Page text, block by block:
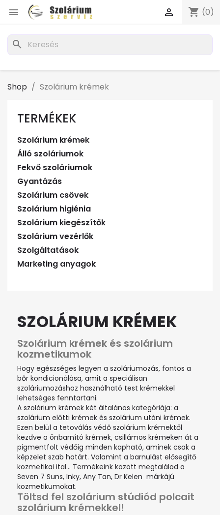
 shopping_cart (0)

search
Shop Szolárium krémek
TERMÉKEK
Szolárium krémek
Álló szoláriumok
Fekvő szoláriumok
Gyantázás
Szolárium csövek
Szolárium higiénia
Szolárium kiegészítők
Szolárium vezérlők
Szolgáltatások
Marketing anyagok
SZOLÁRIUM KRÉMEK
Szolárium krémek és szolárium
kozmetikumok
Hogy egészséges legyen a szoláriumozás, fontos a
bőr kondicionálása, amit a speciálisan
szoláriumozáshoz használható test krémekkel
lehetséges fenntartani.
A szolárium krémek két általános kategóriája: a
szolárium előtti krémek és szolárium utáni krémek.
Ezen belül a tetoválás védő szolárium krémektől
kezdve a önbarnító krémek, csillámos krémeken át a
pigmentfolt védőig minden kapható, aminek csak a
képzelet szab határt. Valamint a barnulást elősegítő
kozmetikai ital… Termékeink között megtalálod a
Seven 7 Suns, Inky, Any Tan, Dr Kelen márkájú
kozmetikumokat.
Töltsd fel szolárium stúdiód polcait
szolárium krémekkel!